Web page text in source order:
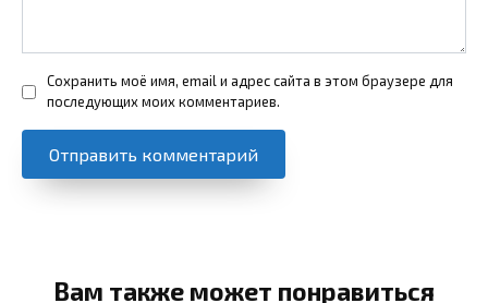
Сохранить моё имя, email и адрес сайта в этом браузере для
последующих моих комментариев.
Вам также может понравиться